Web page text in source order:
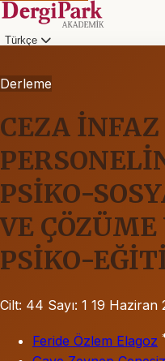
Türkçe
Derleme
CEZA
PSİKO-
VE
PSİKO-
Cilt: 44 Sayı: 1 19 Haziran
Feride Özlem Elagoz